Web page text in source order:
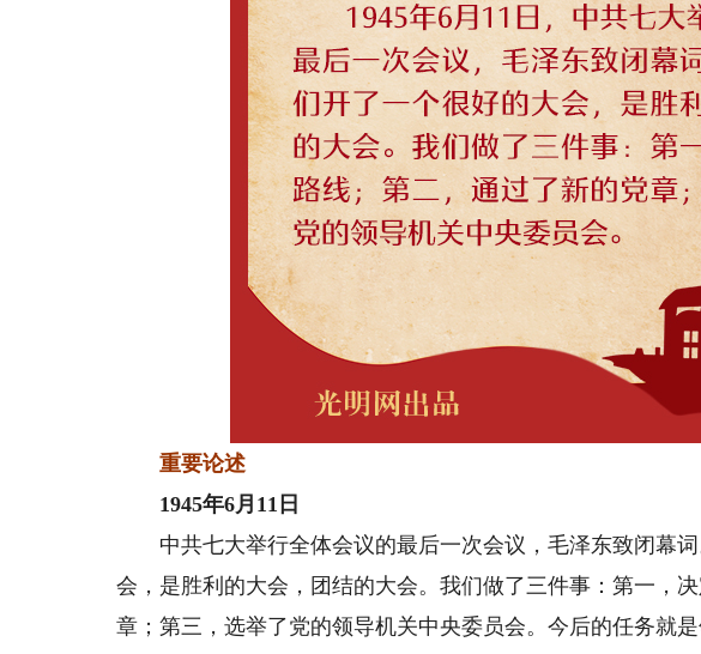
重要论述
1945年6月11日
中共七大举行全体会议的最后一次会议，毛泽东致闭幕词
会，是胜利的大会，团结的大会。我们做了三件事：第一，
章；第三，选举了党的领导机关中央委员会。今后的任务就